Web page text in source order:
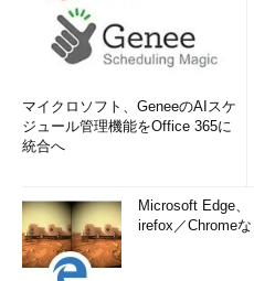
マイクロソフト、GeneeのAIスケ
ジュール管理機能をOffice 365に
統合へ
Microsoft Edge
irefox／Chrome